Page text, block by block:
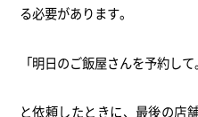
る必要があります。
「明日のご飯屋さんを予約して
と依頼したときに、最後の店